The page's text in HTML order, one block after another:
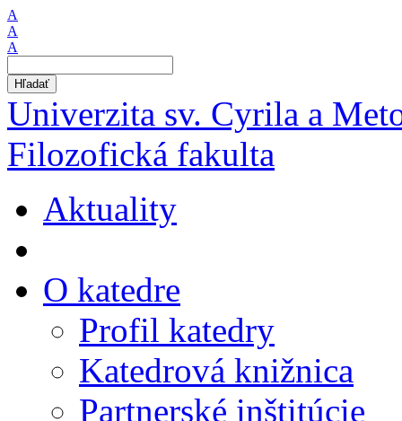
A
A
A
Hľadať
Univerzita sv. Cyrila a
Filozofická fakulta
Aktuality
O katedre
Profil katedry
Katedrová knižnica
Partnerské inštitúcie